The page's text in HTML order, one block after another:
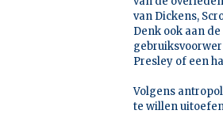
van Dickens,
Denk ook aan
Presley of een
Volgens
te willen